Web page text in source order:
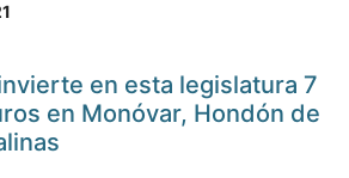
en esta legislatura 7
en Monóvar, Hondón de